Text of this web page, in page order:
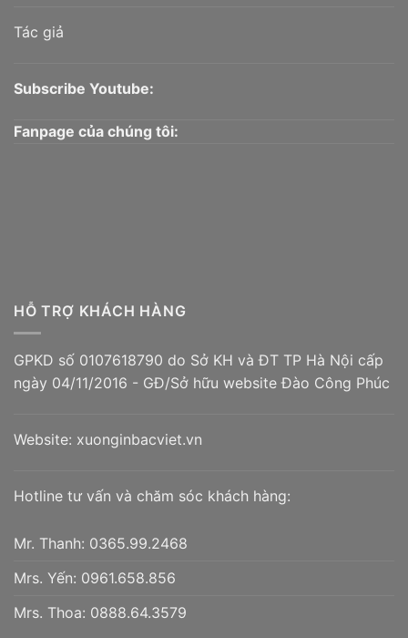
Tác giả
Subscribe Youtube:
Fanpage của chúng tôi:
HỖ TRỢ KHÁCH HÀNG
GPKD số 0107618790 do Sở KH và ĐT TP Hà Nội cấp
ngày 04/11/2016 - GĐ/Sở hữu website Đào Công Phúc
Website: xuonginbacviet.vn
Hotline tư vấn và chăm sóc khách hàng:
Mr. Thanh: 0365.99.2468
Mrs. Yến: 0961.658.856
Mrs. Thoa: 0888.64.3579